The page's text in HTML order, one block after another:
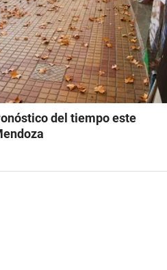
del tiempo este